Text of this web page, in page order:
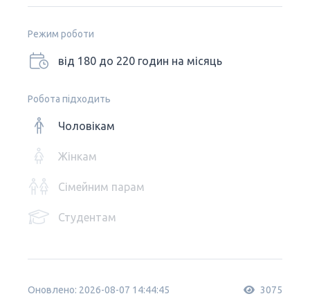
Режим роботи
від 180 до 220 годин на місяць
Робота підходить
Чоловікам
Жінкам
Сімейним парам
Студентам
Оновлено: 2026-08-07 14:44:45 3075